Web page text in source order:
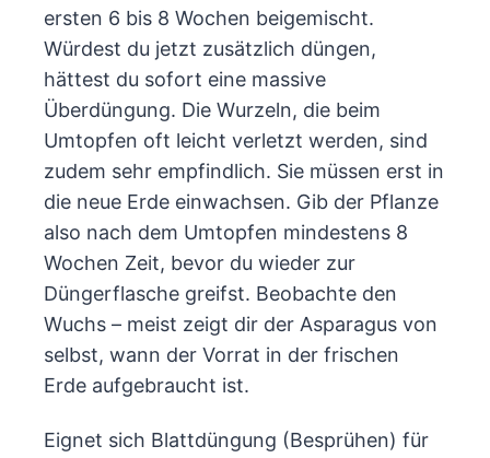
ersten 6 bis 8 Wochen beigemischt.
Würdest du jetzt zusätzlich düngen,
hättest du sofort eine massive
Überdüngung. Die Wurzeln, die beim
Umtopfen oft leicht verletzt werden, sind
zudem sehr empfindlich. Sie müssen erst in
die neue Erde einwachsen. Gib der Pflanze
also nach dem Umtopfen mindestens 8
Wochen Zeit, bevor du wieder zur
Düngerflasche greifst. Beobachte den
Wuchs – meist zeigt dir der Asparagus von
selbst, wann der Vorrat in der frischen
Erde aufgebraucht ist.
Eignet sich Blattdüngung (Besprühen) für